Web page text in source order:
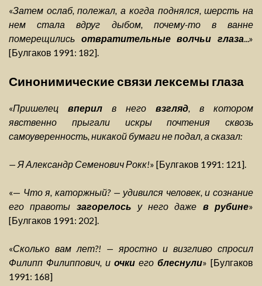
«Затем ослаб, полежал, а когда поднялся, шерсть на
нем стала вдруг дыбом, почему-то в ванне
померещились отвратительные волчьи глаза...»
[Булгаков 1991: 182].
Синонимические связи лексемы глаза
«Пришелец вперил в него взгляд, в котором
явственно прыгали искры почтения сквозь
самоуверенность, никакой бумаги не подал, а сказал:
— Я Александр Семенович Рокк!» [Булгаков 1991: 121].
«— Что я, каторжный? — удивился человек, и сознание
его правоты загорелось у него даже в рубине»
[Булгаков 1991: 202].
«Сколько вам лет?! — яростно и визгливо спросил
Филипп Филиппович, и очки его блеснули» [Булгаков
1991: 168]